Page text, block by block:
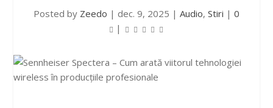
Posted by Zeedo | dec. 9, 2025 | Audio, Stiri | 0
|